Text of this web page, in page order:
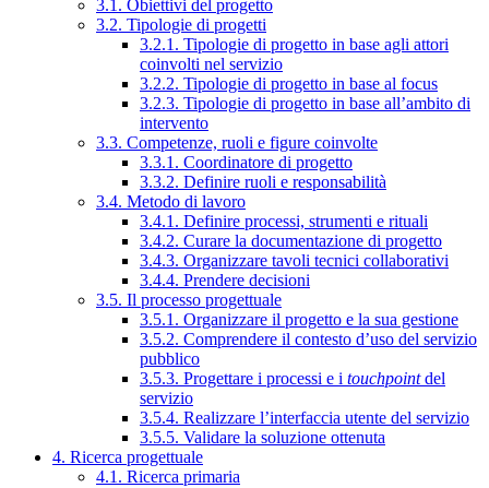
3.1. Obiettivi del progetto
3.2. Tipologie di progetti
3.2.1. Tipologie di progetto in base agli attori
coinvolti nel servizio
3.2.2. Tipologie di progetto in base al focus
3.2.3. Tipologie di progetto in base all’ambito di
intervento
3.3. Competenze, ruoli e figure coinvolte
3.3.1. Coordinatore di progetto
3.3.2. Definire ruoli e responsabilità
3.4. Metodo di lavoro
3.4.1. Definire processi, strumenti e rituali
3.4.2. Curare la documentazione di progetto
3.4.3. Organizzare tavoli tecnici collaborativi
3.4.4. Prendere decisioni
3.5. Il processo progettuale
3.5.1. Organizzare il progetto e la sua gestione
3.5.2. Comprendere il contesto d’uso del servizio
pubblico
3.5.3. Progettare i processi e i touchpointdel
servizio
3.5.4. Realizzare l’interfaccia utente del servizio
3.5.5. Validare la soluzione ottenuta
4. Ricerca progettuale
4.1. Ricerca primaria